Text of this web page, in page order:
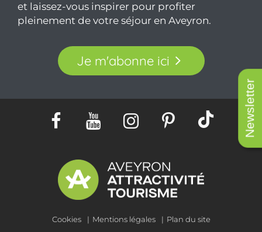
Newsletter
et laissez-vous inspirer pour profiter
pleinement de votre séjour en Aveyron.
Je m'abonne ici
Cookies Mentions légales Plan du site